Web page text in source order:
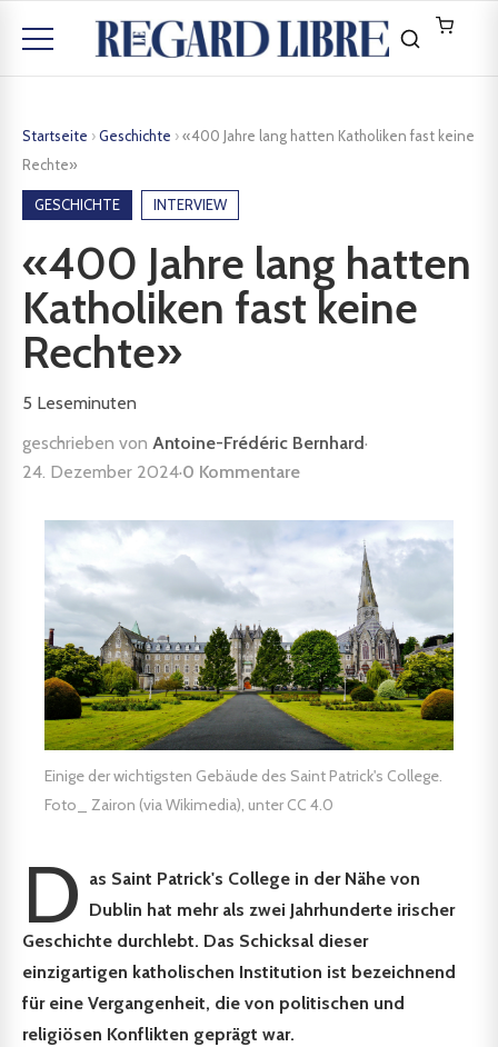
Startseite ›Geschichte ›«400 Jahre lang hatten Katholiken fast keine
Rechte»
GESCHICHTE INTERVIEW
«400 Jahre lang hatten
Katholiken fast keine
Rechte»
5 Leseminuten
geschrieben von Antoine-Frédéric Bernhard·
24. Dezember 2024·0 Kommentare
Einige der wichtigsten Gebäude des Saint Patrick's College.
Foto_ Zairon (via Wikimedia), unter CC 4.0
D as Saint Patrick's College in der Nähe von
Dublin hat mehr als zwei Jahrhunderte irischer
Geschichte durchlebt. Das Schicksal dieser
einzigartigen katholischen Institution ist bezeichnend
für eine Vergangenheit, die von politischen und
religiösen Konflikten geprägt war.